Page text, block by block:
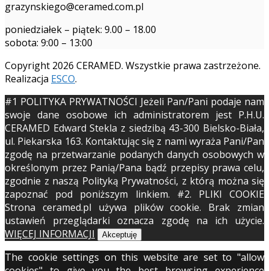
grazynskiego@ceramed.com.pl
poniedziałek – piątek: 9.00 – 18.00
sobota: 9:00 – 13:00
Copyright 2026 CERAMED. Wszystkie prawa zastrzeżone.
Realizacja ESCO.
#1 POLITYKA PRYWATNOŚCI Jeżeli Pan/Pani podaje nam
swoje dane osobowe ich administratorem jest P.H.U.
CERAMED Edward Stekla z siedzibą 43-300 Bielsko-Biała,
ul. Piekarska 163. Kontaktując się z nami wyraża Pani/Pan
zgodę na przetwarzanie podanych danych osobowych w
określonym przez Panią/Pana bądź przepisy prawa celu,
zgodnie z naszą Polityką Prywatności, z którą można się
zapoznać pod poniższym linkiem. #2. PLIKI COOKIE
Strona ceramed.pl używa plików cookie. Brak zmian
ustawień przeglądarki oznacza zgodę na ich użycie.
WIĘCEJ INFORMACJI
Akceptuję
The cookie settings on this website are set to "allow